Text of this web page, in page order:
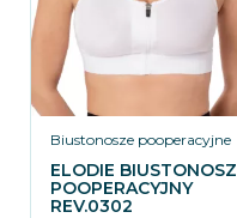
Biustonosze pooperacyjne
ELODIE BIUSTONOSZ
POOPERACYJNY
REV.0302